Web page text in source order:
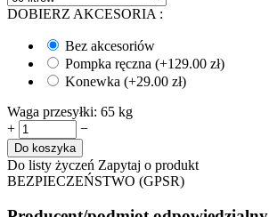
DOBIERZ AKCESORIA :
Bez akcesoriów
Pompka ręczna (+129.00 zł)
Konewka (+29.00 zł)
Waga przesyłki: 65 kg
+
−
Do koszyka
Do listy życzeń Zapytaj o produkt
BEZPIECZEŃSTWO (GPSR)